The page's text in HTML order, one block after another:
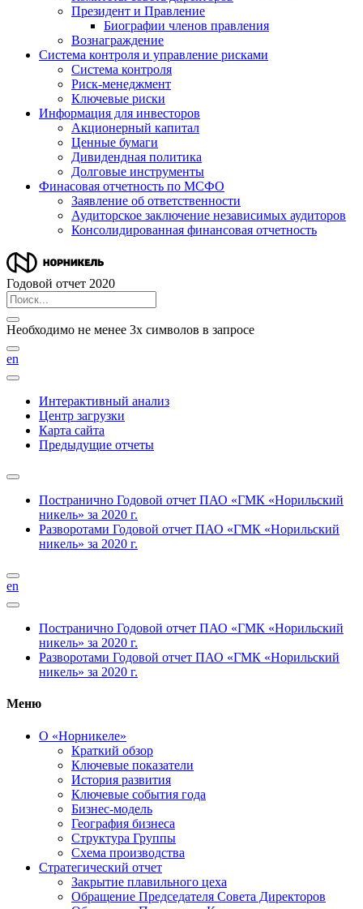
Президент и Правление
Биографии членов правления
Вознаграждение
Система контроля и управление рисками
Система контроля
Риск-менеджмент
Ключевые риски
Информация для инвесторов
Акционерный капитал
Ценные бумаги
Дивидендная политика
Долговые инструменты
Финасовая отчетность по МСФО
Заявление об ответственности
Аудиторское заключение независимых аудиторов
Консолидированная финансовая отчетность
Годовой отчет 2020
Необходимо не менее 3х символов в запросе
en
Интерактивный анализ
Центр загрузки
Карта сайта
Предыдущие отчеты
Постранично Годовой отчет ПАО «ГМК «Норильский
никель» за 2020 г.
Разворотами Годовой отчет ПАО «ГМК «Норильский
никель» за 2020 г.
en
Постранично Годовой отчет ПАО «ГМК «Норильский
никель» за 2020 г.
Разворотами Годовой отчет ПАО «ГМК «Норильский
никель» за 2020 г.
Меню
О «Норникеле»
Краткий обзор
Ключевые показатели
История развития
Ключевые события года
Бизнес-модель
География бизнеса
Структура Группы
Схема производства
Стратегический отчет
Закрытие плавильного цеха
Обращение Председателя Совета Директоров